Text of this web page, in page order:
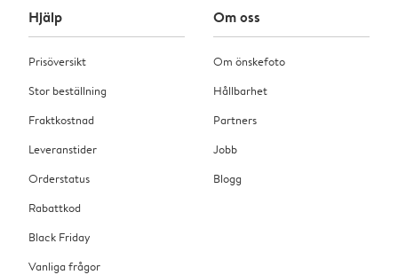
Hjälp
Prisöversikt
Stor beställning
Fraktkostnad
Leveranstider
Orderstatus
Rabattkod
Black Friday
Vanliga frågor
Om oss
Om önskefoto
Hållbarhet
Partners
Jobb
Blogg